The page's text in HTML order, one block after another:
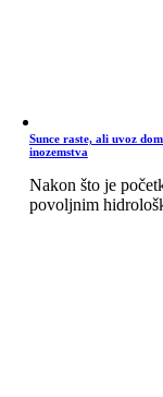
Sunce raste, ali uvoz
inozemstva
Nakon što je
povoljnim